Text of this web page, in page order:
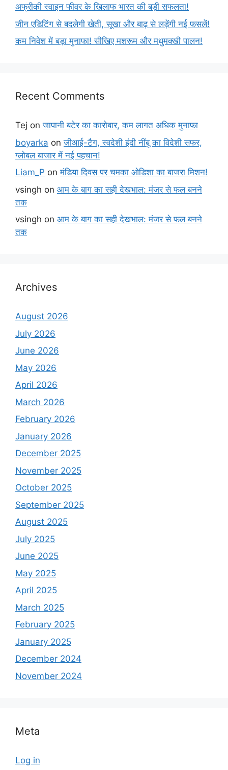
अफ्रीकी स्वाइन फीवर के खिलाफ भारत की बड़ी सफलता!
जीन एडिटिंग से बदलेगी खेती, सूखा और बाढ़ से लड़ेंगी नई फसलें!
कम निवेश में बड़ा मुनाफा! सीखिए मशरूम और मधुमक्खी पालन!
Recent Comments
Tej onजापानी बटेर का कारोबार, कम लागत अधिक मुनाफा
boyarka onजीआई-टैग, स्वदेशी इंदी नींबू का विदेशी सफर,
ग्लोबल बाजार में नई पहचान!
Liam_P onमंडिया दिवस पर चमका ओडिशा का बाजरा मिशन!
vsingh on आम के बाग का सही देखभाल: मंजर से फल बनने
तक
vsingh on आम के बाग का सही देखभाल: मंजर से फल बनने
तक
Archives
August 2026
July 2026
June 2026
May 2026
April 2026
March 2026
February 2026
January 2026
December 2025
November 2025
October 2025
September 2025
August 2025
July 2025
June 2025
May 2025
April 2025
March 2025
February 2025
January 2025
December 2024
November 2024
Meta
Log in